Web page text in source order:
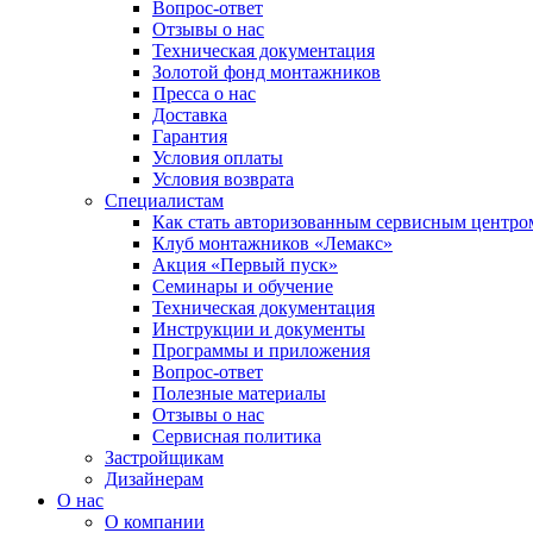
Вопрос-ответ
Отзывы о нас
Техническая документация
Золотой фонд монтажников
Пресса о нас
Доставка
Гарантия
Условия оплаты
Условия возврата
Специалистам
Как стать авторизованным сервисным
Клуб монтажников «Лемакс»
Акция «Первый пуск»
Семинары и обучение
Техническая документация
Инструкции и документы
Программы и приложения
Вопрос-ответ
Полезные материалы
Отзывы о нас
Сервисная политика
Застройщикам
Дизайнерам
О нас
О компании